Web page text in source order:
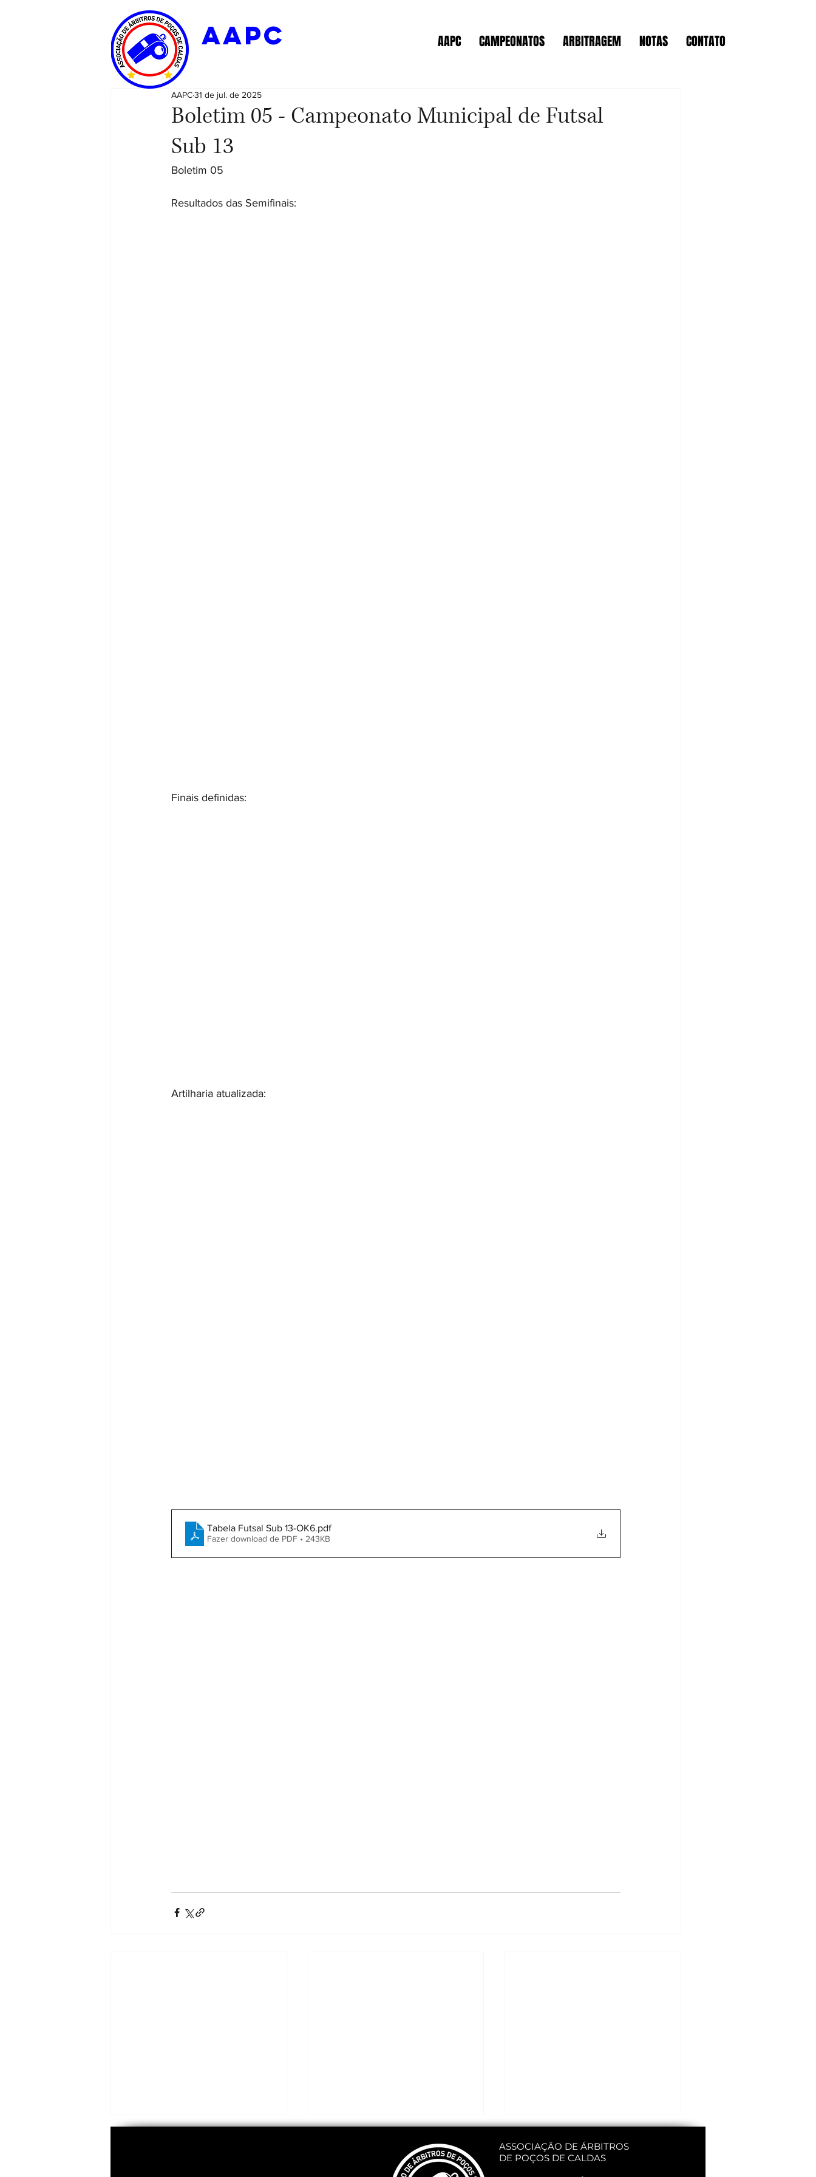
AAPC CAMPEONATOS ARBITRAGEM NOTAS CONTATO
aapc
Boletim 05 - Campeonato Municipal de Futsal
Sub 13
AAPC31 de jul. de 2025
Boletim 05
Resultados das Semifinais:
Finais definidas:
Artilharia atualizada:
Tabela Futsal Sub 13-OK6.pdf
Fazer download de PDF • 243KB
ASSOCIAÇÃO DE ÁRBITROS
DE POÇOS DE CALDAS